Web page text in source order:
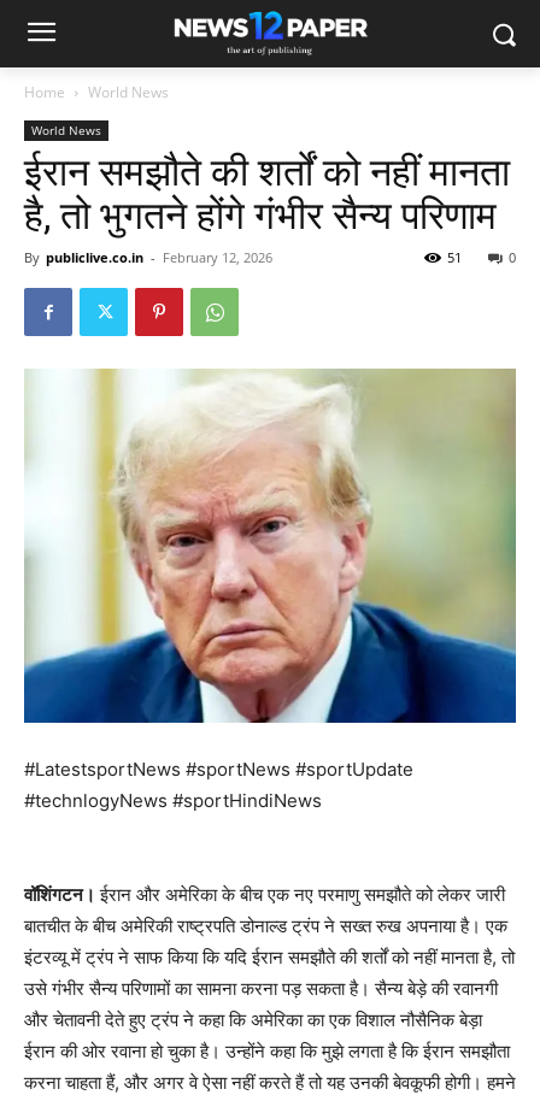
Home World News
World News
ईरान समझौते की शर्तों को नहीं मानता
है, तो भुगतने होंगे गंभीर सैन्य परिणाम
By publiclive.co.in - February 12, 2026 0
51
#LatestsportNews #sportNews #sportUpdate
#technlogyNews #sportHindiNews
वॉशिंगटन। ईरान और अमेरिका के बीच एक नए परमाणु समझौते को लेकर जारी
बातचीत के बीच अमेरिकी राष्ट्रपति डोनाल्ड ट्रंप ने सख्त रुख अपनाया है। एक
इंटरव्यू में ट्रंप ने साफ किया कि यदि ईरान समझौते की शर्तों को नहीं मानता है, तो
उसे गंभीर सैन्य परिणामों का सामना करना पड़ सकता है। सैन्य बेड़े की रवानगी
और चेतावनी देते हुए ट्रंप ने कहा कि अमेरिका का एक विशाल नौसैनिक बेड़ा
ईरान की ओर रवाना हो चुका है। उन्होंने कहा कि मुझे लगता है कि ईरान समझौता
करना चाहता हैं, और अगर वे ऐसा नहीं करते हैं तो यह उनकी बेवकूफी होगी। हमने